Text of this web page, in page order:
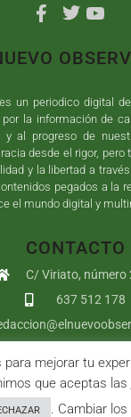
un periodico digital
la información de
y al progreso de
desde el rigor, pero
y la libertad a
pegados a la
el mundo digital y
CONTACTO
C/ Viriato, número
637 512 178
Nuevo Observador |
Reserved |
mejorar tu
que aceptas las
. Cambiar